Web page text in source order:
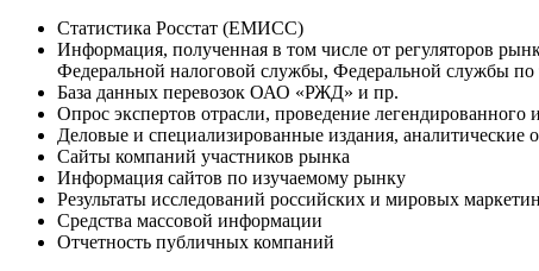
Статистика Росстат (ЕМИСС)
Информация, полученная в том числе от регуляторов
Федеральной налоговой службы, Федеральной службы
База данных перевозок ОАО «РЖД» и пр.
Опрос экспертов отрасли, проведение
Деловые и специализированные издания, аналитические
Сайты компаний участников рынка
Информация сайтов по изучаемому рынку
Результаты исследований российских и мировых
Средства массовой информации
Отчетность публичных компаний